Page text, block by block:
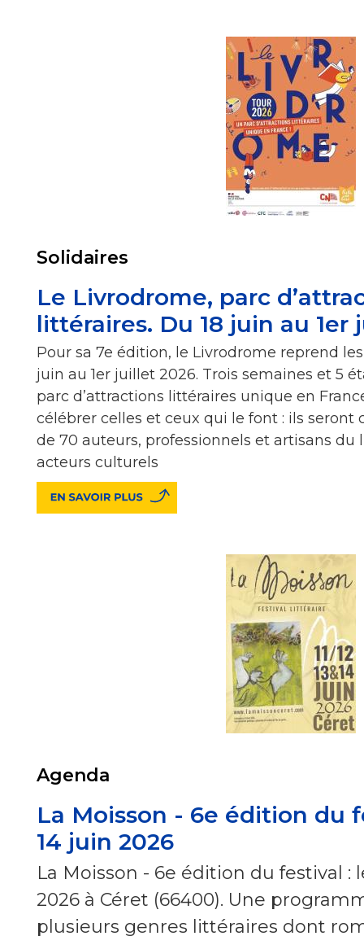
Solidaires
Le Livrodrome, parc
littéraires. Du 18 juin au 1er
Pour sa 7e édition, le Livrodrome reprend
juin au 1er juillet 2026. Trois semaines et 5
parc d’attractions littéraires unique en
célébrer celles et ceux qui le font : ils seront
de 70 auteurs, professionnels et artisans du
acteurs culturels
Agenda
La Moisson - 6e édition du
14 juin 2026
La Moisson - 6e édition du festival :
2026 à Céret (66400). Une
plusieurs genres littéraires dont